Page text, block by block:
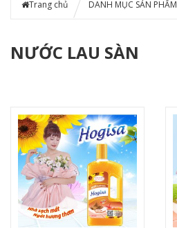
Trang chủ DANH MỤC SẢN PHẨM
NƯỚC LAU SÀN